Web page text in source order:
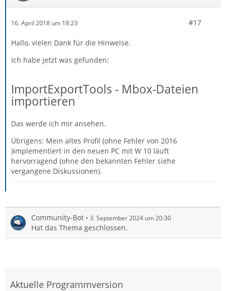
16. April 2018 um 18:23 #17
Hallo, vielen Dank für die Hinweise.
Ich habe jetzt was gefunden:
ImportExportTools - Mbox-Dateien
importieren
Das werde ich mir ansehen.
Übrigens: Mein altes Profil (ohne Fehler von 2016
)implementiert in den neuen PC mit W 10 läuft
hervorragend (ohne den bekannten Fehler siehe
vergangene Diskussionen).
Community-Bot 3. September 2024 um 20:30
Hat das Thema geschlossen.
Aktuelle Programmversion